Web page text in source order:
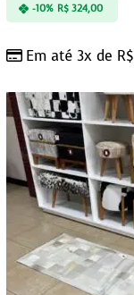
Em até 3x de R$
-10% R$324,00